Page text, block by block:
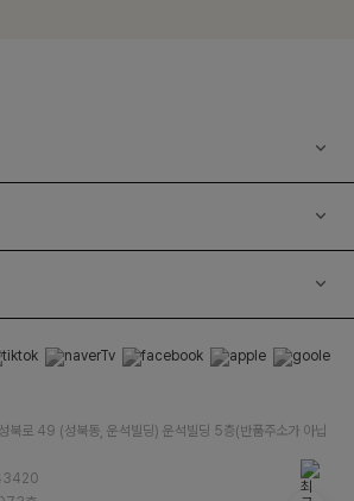
로 49 (성북동, 운석빌딩) 운석빌딩 5층(반품주소가 아닙